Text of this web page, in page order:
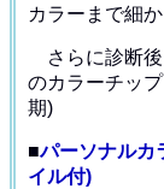
カラー まで細
さらに診断
のカラーチッ
期)
■パーソナルカ
イル付)